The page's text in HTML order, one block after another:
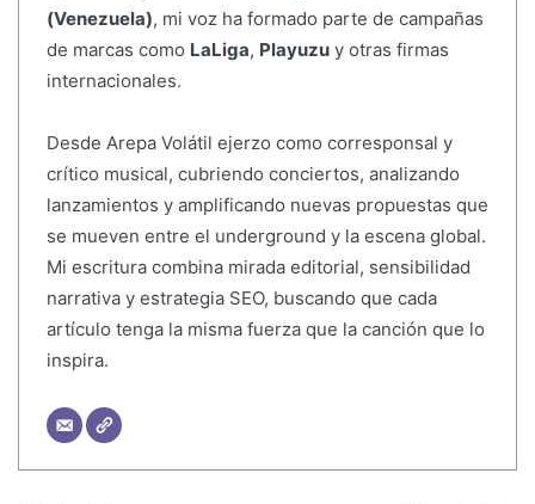
(Venezuela), mi voz ha formado parte de campañas
de marcas como LaLiga, Playuzuy otras firmas
internacionales.
Desde Arepa Volátil ejerzo como corresponsal y
crítico musical, cubriendo conciertos, analizando
lanzamientos y amplificando nuevas propuestas que
se mueven entre el underground y la escena global.
Mi escritura combina mirada editorial, sensibilidad
narrativa y estrategia SEO, buscando que cada
artículo tenga la misma fuerza que la canción que lo
inspira.